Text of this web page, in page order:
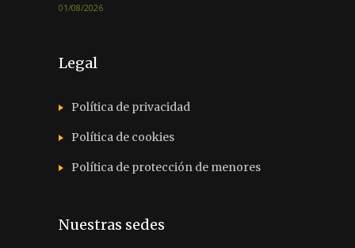
01/08/2026
Legal
Política de privacidad
Política de cookies
Política de protección de menores
Nuestras sedes